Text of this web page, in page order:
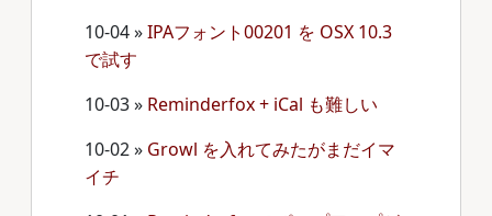
10-04»IPAフォント00201 を OSX 10.3
で試す
10-03» Reminderfox + iCal も難しい
10-02» Growl を入れてみたがまだイマ
イチ